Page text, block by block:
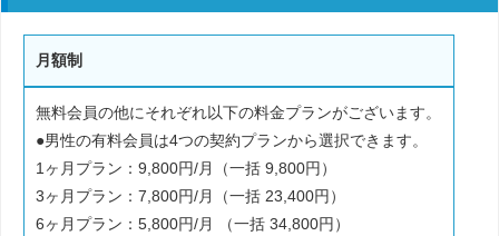
月額制
無料会員の他にそれぞれ以下の料金プランがございます。
●男性の有料会員は4つの契約プランから選択できます。
1ヶ月プラン：9,800円/月（一括 9,800円）
3ヶ月プラン：7,800円/月（一括 23,400円）
6ヶ月プラン：5,800円/月 （一括 34,800円）